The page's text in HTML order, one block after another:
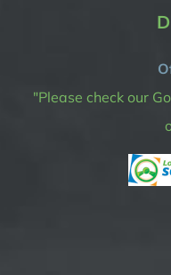
"Please check our